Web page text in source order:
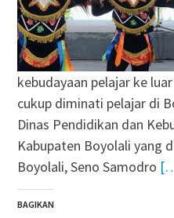
kebudayaan pelajar ke
cukup diminati pelajar di
Dinas Pendidikan dan
Kabupaten Boyolali yang
Boyolali, Seno Samodro
BAGIKAN